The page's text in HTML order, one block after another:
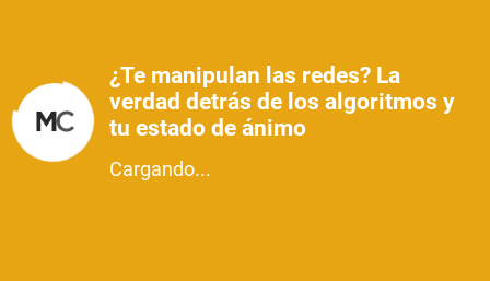
¿Te manipulan las redes? La
verdad detrás de los algoritmos y
tu estado de ánimo
Cargando...